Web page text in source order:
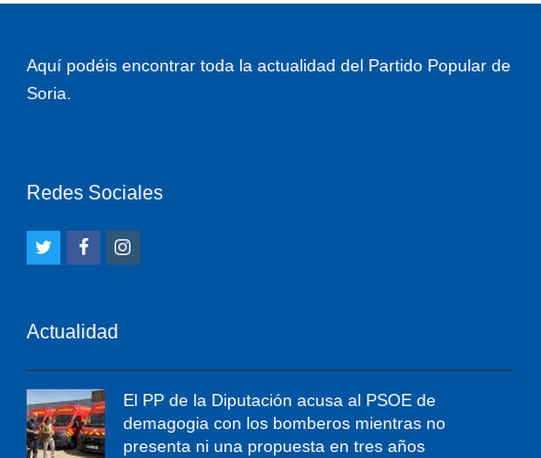
Aquí podéis encontrar toda la actualidad del Partido Popular de
Soria.
Redes Sociales
t
t
e
r
F
e
b
o
o
a
g
r
Actualidad
El PP de la Diputación acusa al PSOE de
demagogia con los bomberos mientras no
presenta ni una propuesta en tres años